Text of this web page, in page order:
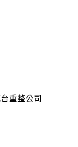
重整公司